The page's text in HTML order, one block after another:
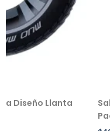
Llanta
Salvavidas